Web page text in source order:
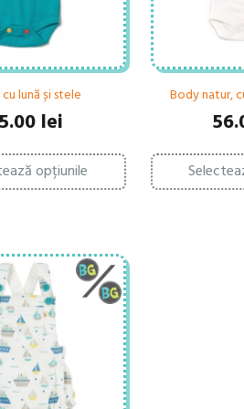
lună și stele
lei
opțiunile
Acest
produs
are
Opțiunile
pot
fi
alese
în
pagina
produsului.
Body natur,